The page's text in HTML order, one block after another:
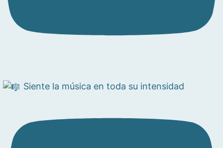
Siente la música en toda su intensidad